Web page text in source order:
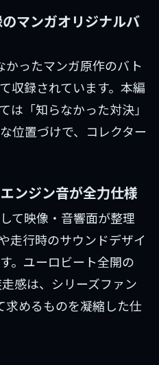
マンガオリジナルバ
ったマンガ原作のバト
収録されています。本編
は「知らなかった対決」
位置づけで、コレクター
ンジン音が全力仕様
て映像・音響面が整理
走行時のサウンドデザイ
。ユーロビート全開の
感は、シリーズファン
めるものを凝縮した仕